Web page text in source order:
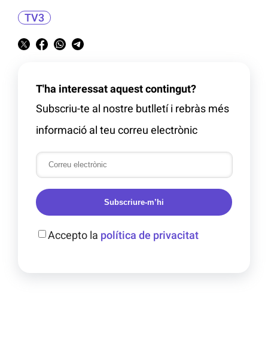
TV3
T'ha interessat aquest contingut?
Subscriu-te al nostre butlletí i rebràs més
informació al teu correu electrònic
Subscriure-m’hi
Accepto la política de privacitat